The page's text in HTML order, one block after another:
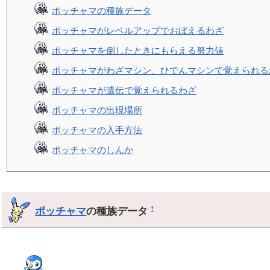
ポッチャマの種族データ
ポッチャマがレベルアップでおぼえるわざ
ポッチャマを倒したときにもらえる努力値
ポッチャマがわざマシン、ひでんマシンで覚えられ
ポッチャマが遺伝で覚えられるわざ
ポッチャマの出現場所
ポッチャマの入手方法
ポッチャマのしんか
ポッチャマの種族データ†